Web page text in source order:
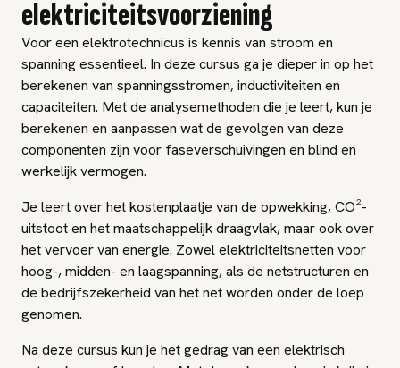
elektriciteitsvoorziening
Voor een elektrotechnicus is kennis van stroom en
spanning essentieel. In deze cursus ga je dieper in op het
berekenen van spanningsstromen, inductiviteiten en
capaciteiten. Met de analysemethoden die je leert, kun je
berekenen en aanpassen wat de gevolgen van deze
componenten zijn voor faseverschuivingen en blind en
werkelijk vermogen.
Je leert over het kostenplaatje van de opwekking, CO²-
uitstoot en het maatschappelijk draagvlak, maar ook over
het vervoer van energie. Zowel elektriciteitsnetten voor
hoog-, midden- en laagspanning, als de netstructuren en
de bedrijfszekerheid van het net worden onder de loep
genomen.
Na deze cursus kun je het gedrag van een elektrisch